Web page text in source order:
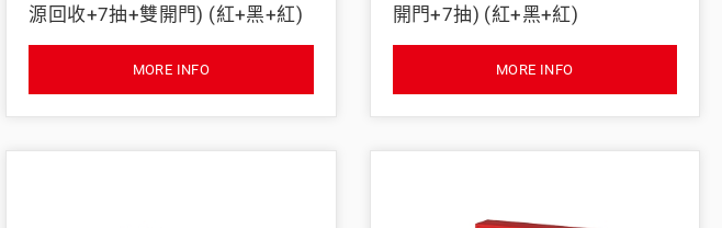
源回收+7抽+雙開門) (紅+黑+紅)
MORE INFO
開門+7抽) (紅+黑+紅)
MORE INFO